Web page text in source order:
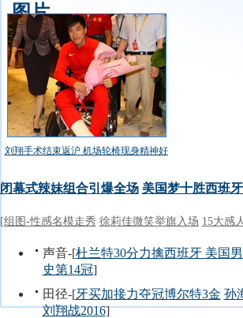
图片
刘翔手术结束返沪 机场轮椅现身精神好
闭幕式辣妹组合引爆全场 美国梦十胜西班
[组图-性感名模走秀 徐莉佳微笑举旗入场 15大感
声音-[杜兰特30分力擒西班牙 美国
史第14冠]
田径-[牙买加接力夺冠博尔特3金 孙
刘翔战2016]